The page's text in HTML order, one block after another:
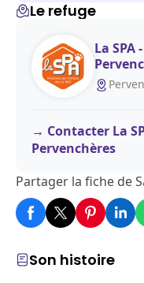
Son histoire
Le refuge
La SPA
Contacter La
Pervenchères
Partager la fiche de